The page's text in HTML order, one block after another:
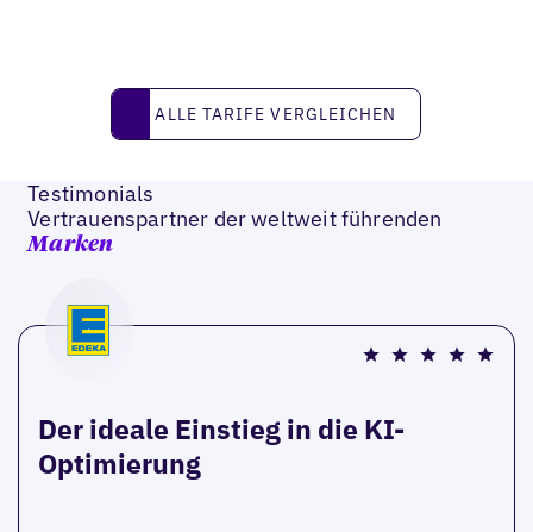
Alle Tarife vergleichen
ALLE TARIFE VERGLEICHEN
Testimonials
Vertrauenspartner der weltweit führenden
Marken
Der ideale Einstieg in die KI-
Optimierung